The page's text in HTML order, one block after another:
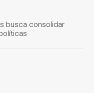
busca consolidar